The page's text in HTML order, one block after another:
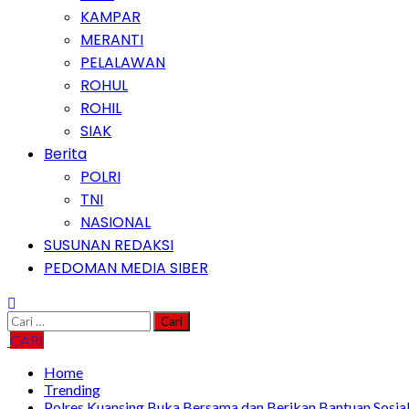
KAMPAR
MERANTI
PELALAWAN
ROHUL
ROHIL
SIAK
Berita
POLRI
TNI
NASIONAL
SUSUNAN REDAKSI
PEDOMAN MEDIA SIBER
Cari
untuk:
CARI
Home
Trending